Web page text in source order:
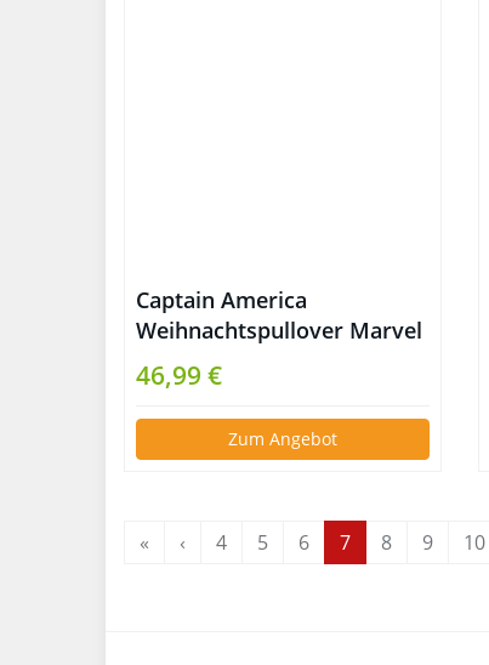
Captain America
Weihnachtspullover Marvel
46,99 €
Zum Angebot
« ‹ 4 5 6 7 8 9 10